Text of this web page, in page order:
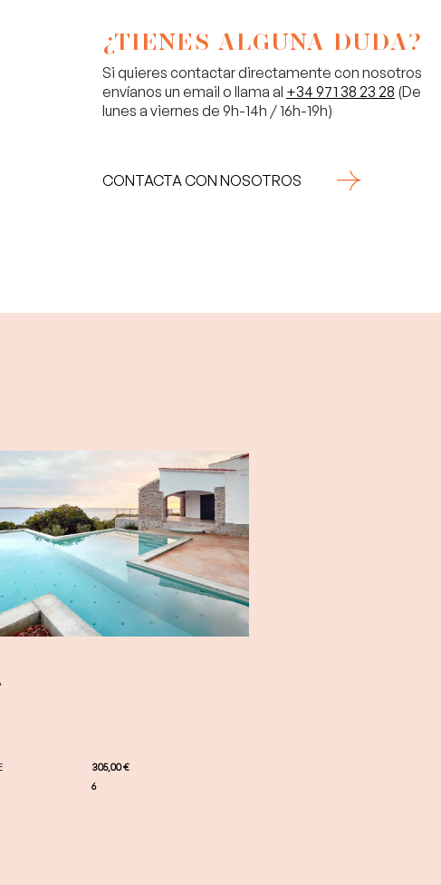
¿TIENES ALGUNA DUDA?
Si quieres contactar directamente con nosotros
envíanos un email o llama al +34 971 38 23 28 (De
lunes a viernes de 9h-14h / 16h-19h)
CONTACTA CON NOSOTROS
305,00 €
6